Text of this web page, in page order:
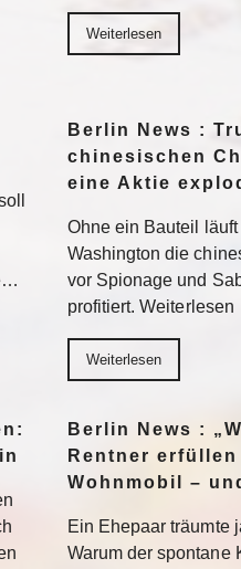
Weiterlesen
Berlin News :
chinesischen
eine Aktie
Ohne ein Bauteil läuft
Washington die
vor Spionage und
profitiert. Weiterlesen
Weiterlesen
Berlin News :
Rentner
Wohnmobil –
Ein Ehepaar träumte
Warum der spontane